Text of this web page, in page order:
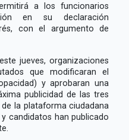
a los funcionarios
en su declaración
con el argumento de
jueves, organizaciones
que modificaran el
y aprobaran una
publicidad de las tres
la plataforma ciudadana
candidatos han publicado